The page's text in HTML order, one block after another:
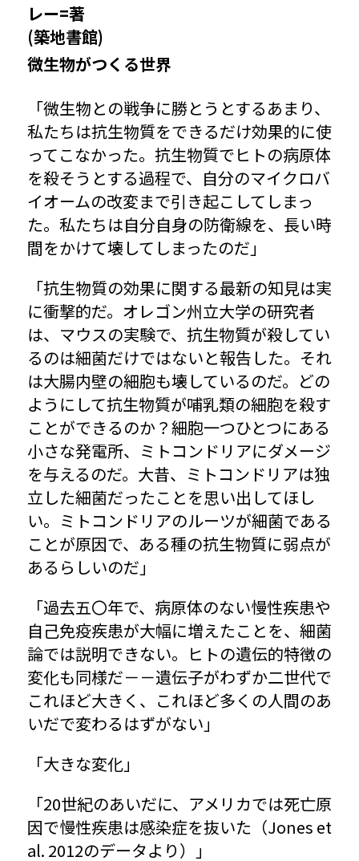
レー=著
(築地書館)
微生物がつくる世界
「微生物との戦争に勝とうとするあまり、
私たちは抗生物質をできるだけ効果的に使
ってこなかった。抗生物質でヒトの病原体
を殺そうとする過程で、自分のマイクロバ
イオームの改変まで引き起こしてしまっ
た。私たちは自分自身の防衛線を、長い時
間をかけて壊してしまったのだ」
「抗生物質の効果に関する最新の知見は実
に衝撃的だ。オレゴン州立大学の研究者
は、マウスの実験で、抗生物質が殺してい
るのは細菌だけではないと報告した。それ
は大腸内壁の細胞も壊しているのだ。どの
ようにして抗生物質が哺乳類の細胞を殺す
ことができるのか？細胞一つひとつにある
小さな発電所、ミトコンドリアにダメージ
を与えるのだ。大昔、ミトコンドリアは独
立した細菌だったことを思い出してほし
い。ミトコンドリアのルーツが細菌である
ことが原因で、ある種の抗生物質に弱点が
あるらしいのだ」
「過去五〇年で、病原体のない慢性疾患や
自己免疫疾患が大幅に増えたことを、細菌
論では説明できない。ヒトの遺伝的特徴の
変化も同様だ－－遺伝子がわずか二世代で
これほど大きく、これほど多くの人間のあ
いだで変わるはずがない」
「大きな変化」
「20世紀のあいだに、アメリカでは死亡原
因で慢性疾患は感染症を抜いた（Jones et
al. 2012のデータより）」